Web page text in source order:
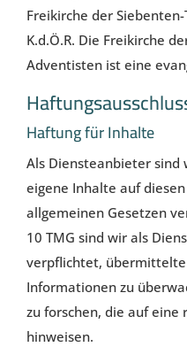
Freikirche der
K.d.Ö.R. Die Freikirche
Adventisten ist eine
Haftung für Inhalte
Als Diensteanbieter sind
eigene Inhalte auf
allgemeinen Gesetzen
10 TMG sind wir als
verpflichtet,
Informationen zu
zu forschen, die auf
hinweisen.